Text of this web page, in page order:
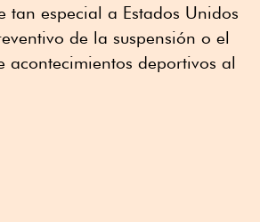
tan especial a Estados Unidos
de la suspensión o el
acontecimientos deportivos al